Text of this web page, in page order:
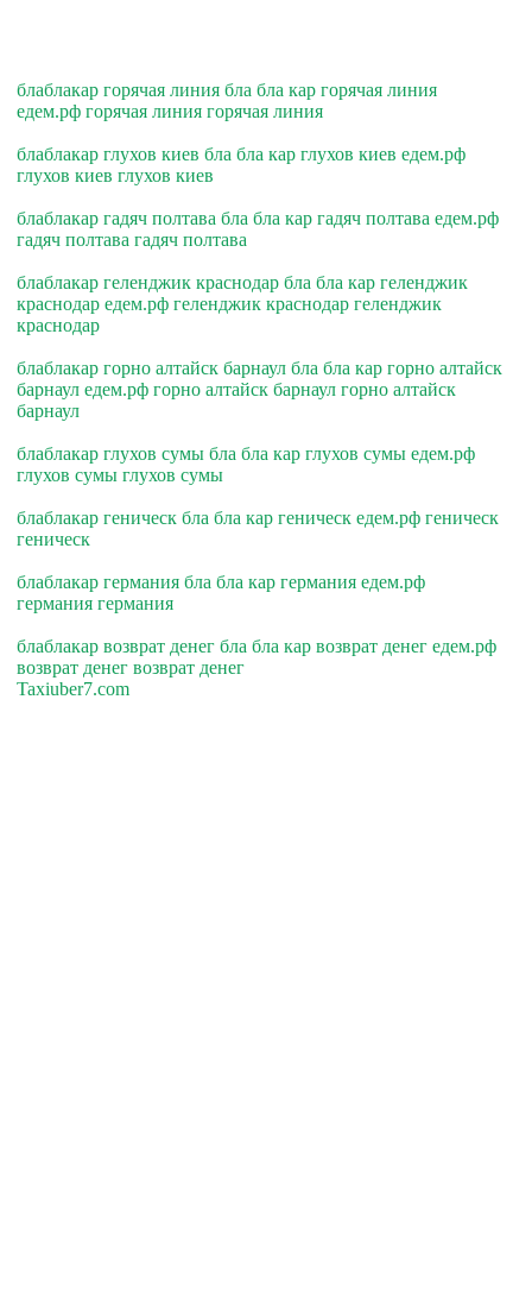
блаблакар горячая линия бла бла кар горячая линия
едем.рф горячая линия горячая линия
блаблакар глухов киев бла бла кар глухов киев едем.рф
глухов киев глухов киев
блаблакар гадяч полтава бла бла кар гадяч полтава едем.рф
гадяч полтава гадяч полтава
блаблакар геленджик краснодар бла бла кар геленджик
краснодар едем.рф геленджик краснодар геленджик
краснодар
блаблакар горно алтайск барнаул бла бла кар горно алтайск
барнаул едем.рф горно алтайск барнаул горно алтайск
барнаул
блаблакар глухов сумы бла бла кар глухов сумы едем.рф
глухов сумы глухов сумы
блаблакар геническ бла бла кар геническ едем.рф геническ
геническ
блаблакар германия бла бла кар германия едем.рф
германия германия
блаблакар возврат денег бла бла кар возврат денег едем.рф
возврат денег возврат денег
Taxiuber7.com